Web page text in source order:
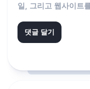
일, 그리고 웹사이트